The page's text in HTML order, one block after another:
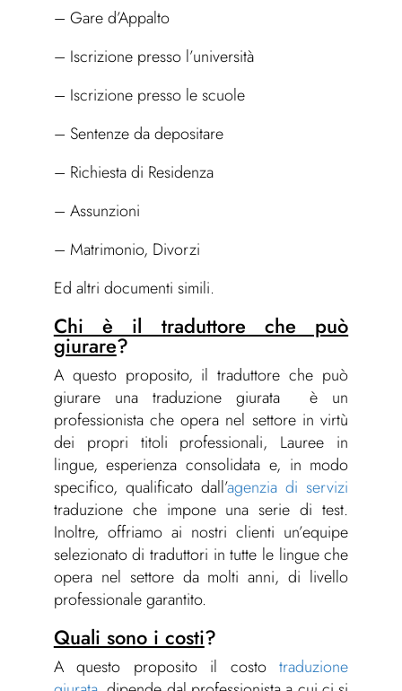
– Gare d’Appalto
– Iscrizione presso l’università
– Iscrizione presso le scuole
– Sentenze da depositare
– Richiesta di Residenza
– Assunzioni
– Matrimonio, Divorzi
Ed altri documenti simili.
Chi è il traduttore che può
giurare?
A questo proposito, il traduttore che può
giurare una traduzione giurata è un
professionista che opera nel settore in virtù
dei propri titoli professionali, Lauree in
lingue, esperienza consolidata e, in modo
specifico, qualificato dall’agenzia di servizi
traduzione che impone una serie di test.
Inoltre, offriamo ai nostri clienti un’equipe
selezionato di traduttori in tutte le lingue che
opera nel settore da molti anni, di livello
professionale garantito.
Quali sono i costi?
A questo proposito il costotraduzione